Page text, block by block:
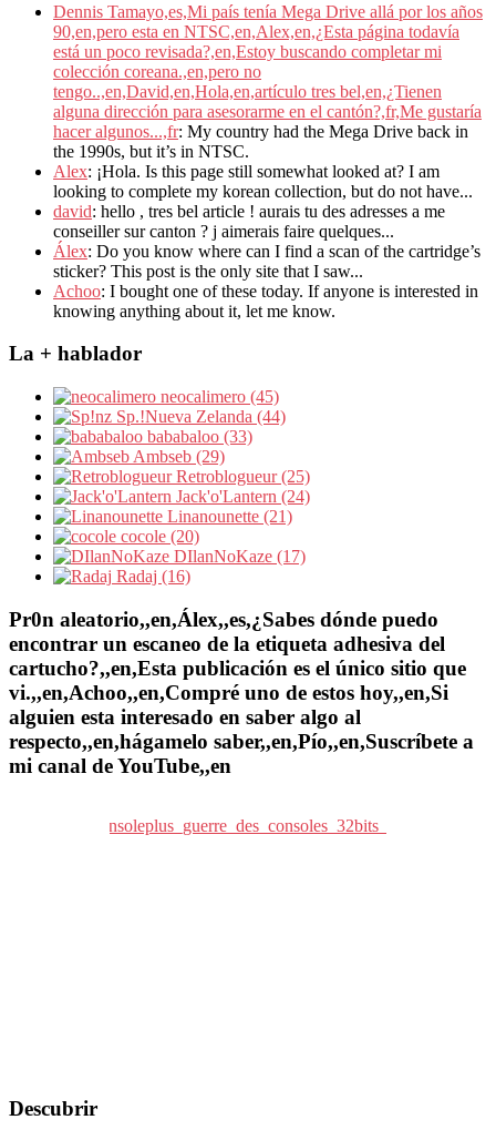
Dennis Tamayo,es,Mi país tenía Mega Drive allá por los años
90,en,pero esta en NTSC,en,Alex,en,¿Esta página todavía
está un poco revisada?,en,Estoy buscando completar mi
colección coreana.,en,pero no
tengo..,en,David,en,Hola,en,artículo tres bel,en,¿Tienen
alguna dirección para asesorarme en el cantón?,fr,Me gustaría
hacer algunos...,fr: My country had the Mega Drive back in
the 1990s, but it’s in NTSC.
Alex: ¡Hola. Is this page still somewhat looked at? I am
looking to complete my korean collection, but do not have...
david: hello , tres bel article ! aurais tu des adresses a me
conseiller sur canton ? j aimerais faire quelques...
Álex: Do you know where can I find a scan of the cartridge’s
sticker? This post is the only site that I saw...
Achoo: I bought one of these today. If anyone is interested in
knowing anything about it, let me know.
La + hablador
neocalimero (45)
Sp.!Nueva Zelanda (44)
bababaloo (33)
Ambseb (29)
Retroblogueur (25)
Jack'o'Lantern (24)
Linanounette (21)
cocole (20)
DIlanNoKaze (17)
Radaj (16)
Pr0n aleatorio,,en,Álex,,es,¿Sabes dónde puedo
encontrar un escaneo de la etiqueta adhesiva del
cartucho?,,en,Esta publicación es el único sitio que
vi.,,en,Achoo,,en,Compré uno de estos hoy,,en,Si
alguien esta interesado en saber algo al
respecto,,en,hágamelo saber,,en,Pío,,en,Suscríbete a
mi canal de YouTube,,en
Descubrir